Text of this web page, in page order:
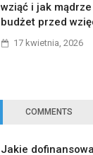
wziąć i jak
budżet przed
17 kwietnia, 2026
COMMENTS
Jakie